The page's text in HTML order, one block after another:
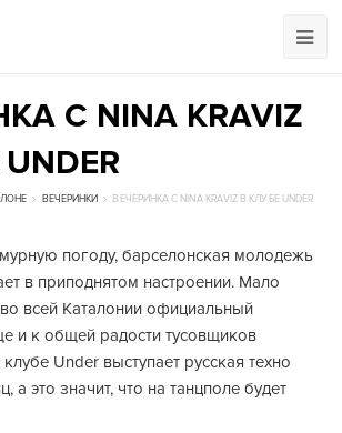
С NINA KRAVIZ
ВЕЧЕРИНКИ ВЕЧЕРИНКА С NINA KRAVIZ В КЛУБЕ UNDER
погоду, барселонская молодежь
в приподнятом настроении. Мало
всей Каталонии официальный
и к общей радости тусовщиков
Under выступает русская техно
а это значит, что на танцполе будет